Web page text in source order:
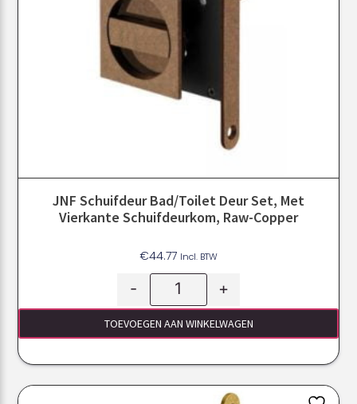
JNF Schuifdeur Bad/toilet Deur Set, Met
Vierkante Schuifdeurkom, Raw-Copper
€44.77 Incl. BTW
- +
TOEVOEGEN AAN WINKELWAGEN